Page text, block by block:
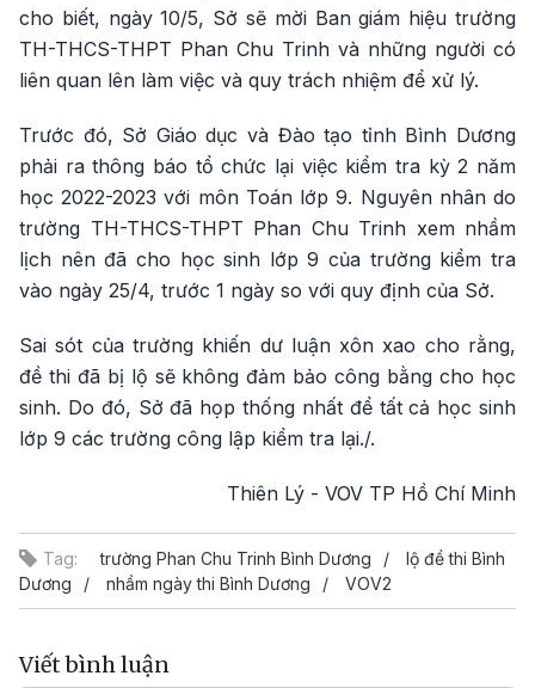
cho biết, ngày 10/5, Sở sẽ mời Ban giám hiệu trường
TH-THCS-THPT Phan Chu Trinh và những người có
liên quan lên làm việc và quy trách nhiệm để xử lý.
Trước đó, Sở Giáo dục và Đào tạo tỉnh Bình Dương
phải ra thông báo tổ chức lại việc kiểm tra kỳ 2 năm
học 2022-2023 với môn Toán lớp 9. Nguyên nhân do
trường TH-THCS-THPT Phan Chu Trinh xem nhầm
lịch nên đã cho học sinh lớp 9 của trường kiểm tra
vào ngày 25/4, trước 1 ngày so với quy định của Sở.
Sai sót của trường khiến dư luận xôn xao cho rằng,
đề thi đã bị lộ sẽ không đảm bảo công bằng cho học
sinh. Do đó, Sở đã họp thống nhất để tất cả học sinh
lớp 9 các trường công lập kiểm tra lại./.
Thiên Lý - VOV TP Hồ Chí Minh
Tag: trường Phan Chu Trinh Bình Dương
lộ đề thi Bình
Dương
nhầm ngày thi Bình Dương VOV2
Viết bình luận